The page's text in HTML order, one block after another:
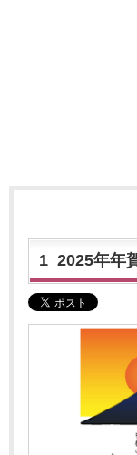
1_2025年年